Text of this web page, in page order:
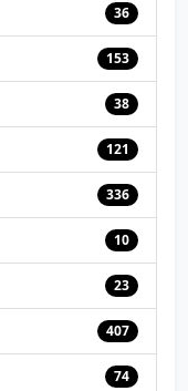
36
153
38
121
336
10
23
407
74